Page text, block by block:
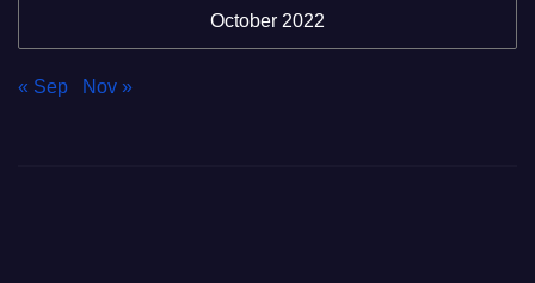
October 2022
« Sep Nov »